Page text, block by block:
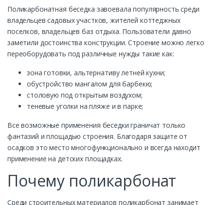
Поликарбонатная беседка завоевала популярность среди
владельцев садовых участков, жителей коттеджных
поселков, владельцев баз отдыха. Пользователи давно
заметили достоинства конструкции. Строение можно легко
переоборудовать под различные нужды такие как:
зона готовки, альтернативу летней кухни;
обустройство мангалом для барбекю;
столовую под открытым воздухом;
теневые уголки на пляже и в парке;
Все возможные применения беседки граничат только
фантазий и площадью строения. Благодаря защите от
осадков это место многофункционально и всегда находит
применение на детских площадках.
Почему поликарбонат
Среди строительных материалов поликарбонат занимает